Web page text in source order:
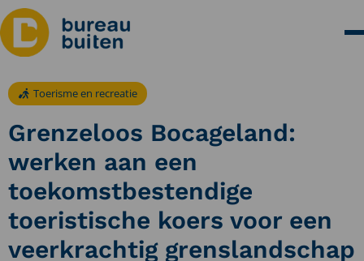
Toerisme en recreatie
Grenzeloos Bocageland:
werken aan een
toekomstbestendige
toeristische koers voor een
veerkrachtig grenslandschap